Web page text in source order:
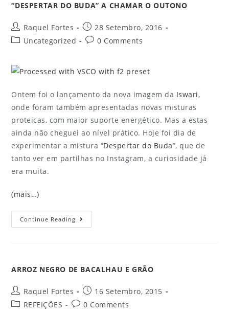
“DESPERTAR DO BUDA” A CHAMAR O OUTONO
Raquel Fortes
28 Setembro, 2016
Uncategorized
0 Comments
Ontem foi o lançamento da nova imagem da Iswari,
onde foram também apresentadas novas misturas
proteicas, com maior suporte energético. Mas a estas
ainda não cheguei ao nível prático. Hoje foi dia de
experimentar a mistura “Despertar do Buda”, que de
tanto ver em partilhas no Instagram, a curiosidade já
era muita.
(mais…)
Continue Reading
ARROZ NEGRO DE BACALHAU E GRÃO
Raquel Fortes
16 Setembro, 2015
REFEIÇÕES
0 Comments